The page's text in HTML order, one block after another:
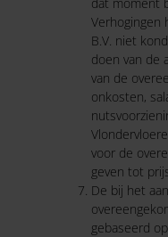
Verhogingen
B.V. niet
doen van de
van de
onkosten,
voor de
geven tot
De bij het
gebaseerd